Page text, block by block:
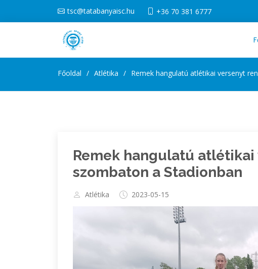
tsc@tatabanyaisc.hu +36 70 381 6777
Főoldal Atlétika Remek hangulatú atlétikai versenyt
Remek hangulatú
szombaton a Stadionban
Atlétika 2023-05-15